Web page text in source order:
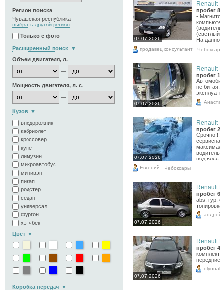
Регион поиска
Чувашская республика
выбрать другой регион
Только с фото
Расширенный поиск
Объем двигателя, л.
—
Мощность двигателя, л. с.
—
Кузов
внедорожник
кабриолет
кроссовер
купе
лимузин
микроавтобус
минивэн
пикап
родстер
седан
универсал
фургон
хэтчбек
Цвет
Коробка передач
07.07.2026
Renault
пробег
-
На
продавец консультант
07.07.2026
Renault
пробег
не
07.07.2026
Renault
пробег
Срочно!!!
под
Евгений Чебоксары
07.07.2026
Renault
пробег
abs, гур,
07.07.2026
Renault
пробег